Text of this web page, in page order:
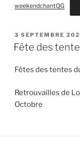
weekendchantQG
PUBLIÉ
LE
3 SEPTEMBRE
Fête des
Fêtes des tentes
Retrouvailles de
Octobre